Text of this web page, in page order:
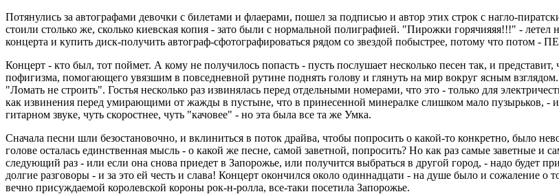
Потянулись за автографами девочки с билетами и флаерами, пошел за подписью и автор этих строк с нагло-
стоили столько же, сколько киевская копия - зато были с нормальной полиграфией. "Пирожки горячияяя!!!" -
концерта и купить диск-получить автограф-сфотографироваться рядом со звездой побыстрее, потому что потом -
Концерт - кто был, тот поймет. А кому не получилось попасть - пусть послушает несколько песен так, и
пофигизма, помогающего увязшим в повседневной рутине поднять голову и глянуть на мир вокруг ясным
"Ломать не строить". Гостья несколько раз извинялась перед отдельными номерами, что это - только для
как извинения перед умирающими от жажды в пустыне, что в принесенной минералке слишком мало пузырьков, -
гитарном звуке, чуть скоростнее, чуть "качовее" - но эта была все та же Умка.
Сначала песни шли безостановочно, и вклиниться в поток драйва, чтобы попросить о какой-то конкретно, было
голове осталась единственная мысль - о какой же песне, самой заветной, попросить? Но как раз самые заветные и
следующий раз - или если она снова приедет в Запорожье, или получится выбраться в другой город, - надо будет
долгие разговоры - и за это ей честь и слава! Концерт окончился около одиннадцати - на душе было и сожаление о
вечно присуждаемой королевской короны рок-н-ролла, все-таки посетила Запорожье.